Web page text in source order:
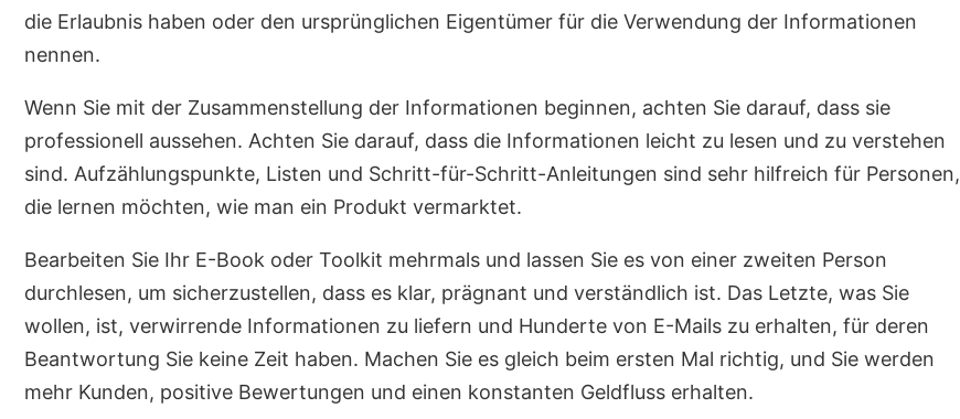
die Erlaubnis haben oder den ursprünglichen Eigentümer für die Verwendung der Informationen
nennen.
Wenn Sie mit der Zusammenstellung der Informationen beginnen, achten Sie darauf, dass sie
professionell aussehen. Achten Sie darauf, dass die Informationen leicht zu lesen und zu verstehen
sind. Aufzählungspunkte, Listen und Schritt-für-Schritt-Anleitungen sind sehr hilfreich für Personen,
die lernen möchten, wie man ein Produkt vermarktet.
Bearbeiten Sie Ihr E-Book oder Toolkit mehrmals und lassen Sie es von einer zweiten Person
durchlesen, um sicherzustellen, dass es klar, prägnant und verständlich ist. Das Letzte, was Sie
wollen, ist, verwirrende Informationen zu liefern und Hunderte von E-Mails zu erhalten, für deren
Beantwortung Sie keine Zeit haben. Machen Sie es gleich beim ersten Mal richtig, und Sie werden
mehr Kunden, positive Bewertungen und einen konstanten Geldfluss erhalten.